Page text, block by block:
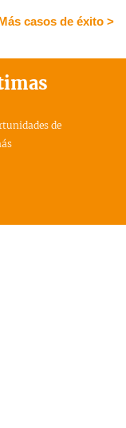
casos de éxito >
de